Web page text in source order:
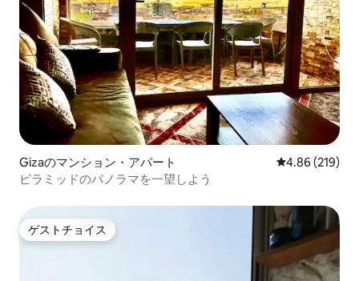
Gizaのマンション・アパート レビュー219
4.86 (219)
ピラミッドのパノラマを一望しよう
ゲストチョイス
ゲストチョイス